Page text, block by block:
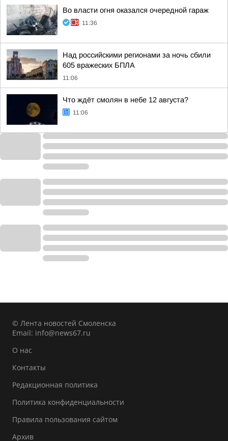
Во власти огня оказался очередной гараж
11:36
Над российскими регионами за ночь сбили
605 вражеских БПЛА
11:06
Что ждёт смолян в небе 12 августа?
11:06
© Лента новостей Смоленска
Email: info@news67.ru
О нас
Контакты
Редакционная политика
Политика конфиденциальности
Правила пользования сайтом
Архив